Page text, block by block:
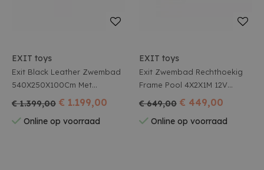
EXIT toys
Exit Black Leather Zwembad
540X250X100Cm Met
Zandfilterpomp En
Overkapping - Zwart
€ 1.399,00 € 1.199,00
Online op voorraad
EXIT toys
Exit Zwembad Rechthoekig
Frame Pool 4X2X1M 12V
Timber Style
€ 649,00 € 449,00
Online op voorraad